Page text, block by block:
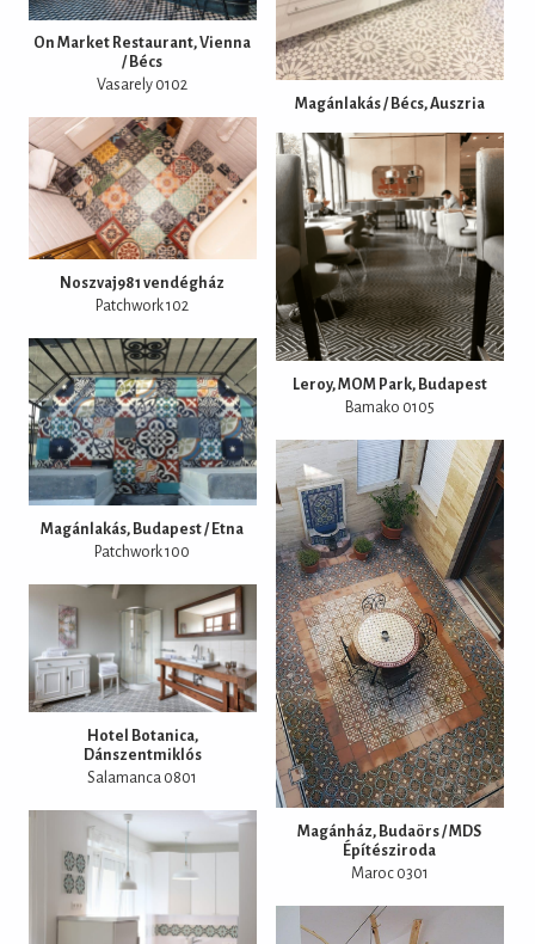
On Market Restaurant, Vienna
/ Bécs
Vasarely 0102
Magánlakás / Bécs, Auszria
Noszvaj981 vendégház
Patchwork 102
Leroy, MOM Park, Budapest
Bamako 0105
Magánlakás, Budapest / Etna
Patchwork 100
Magánház, Budaörs / MDS
Építésziroda
Maroc 0301
Hotel Botanica,
Dánszentmiklós
Salamanca 0801